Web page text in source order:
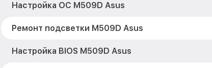
Настройка ОС M509D Asus
Ремонт подсветки M509D Asus
Настройка BIOS M509D Asus